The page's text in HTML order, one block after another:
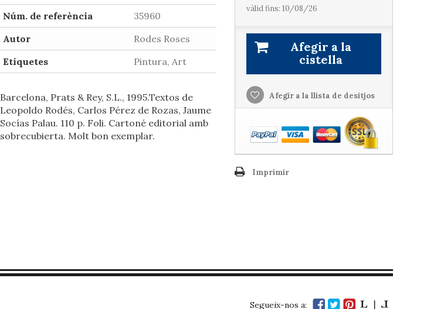
Núm. de referència
35960
Autor
Rodes Roses
Etiquetes
Pintura, Art
Barcelona, Prats & Rey, S.L., 1995.Textos de
Leopoldo Rodés, Carlos Pérez de Rozas, Jaume
Socías Palau. 110 p. Foli. Cartoné editorial amb
sobrecubierta. Molt bon exemplar.
vàlid fins: 10/08/26
Afegir a la
cistella
Afegir a la llista de desitjos
Imprimir
Segueix-nos a: